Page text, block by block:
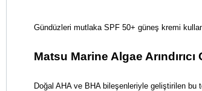
Gündüzleri mutlaka SPF 50+ güneş kremi
Matsu Marine Algae
Doğal AHA ve BHA bileşenleriyle geliştirilen